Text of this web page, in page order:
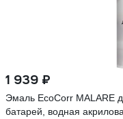
1 939 ₽
Эмаль EcoCorr MALARE
батарей, водная